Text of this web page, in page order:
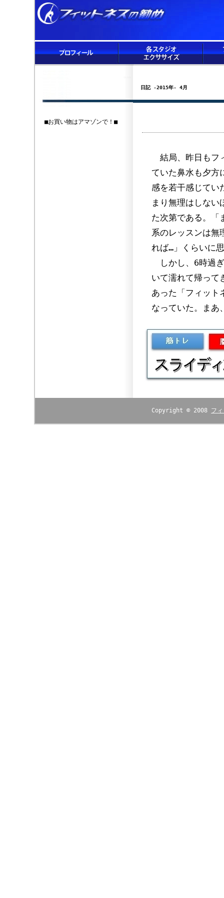
■お買い物はアマゾンで！■
日記 -2015年- 4月
結局、昨日もフ
ていた鼻水も夕方
感を若干感じてい
まり無理はしない
た次第である。「
系のレッスンは無
れば…」くらいに
しかし、6時過
いて濡れて帰って
あった「フィット
なっていた。まあ
Copyright © 2008 フ